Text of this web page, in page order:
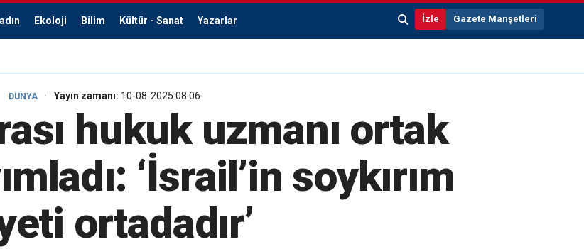
Ekoloji Bilim Kültür - Sanat Yazarlar İzle Gazete Manşetleri
DÜNYA Yayın zamanı: 10-08-2025 08:06
hukuk uzmanı ortak
‘İsrail’in soykırım
ortadadır’